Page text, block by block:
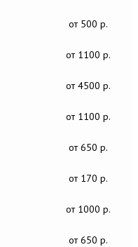
от 500 р.
от 1100 р.
от 4500 р.
от 1100 р.
от 650 р.
от 170 р.
от 1000 р.
от 650 р.